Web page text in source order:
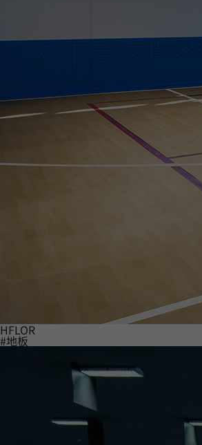
HFLOR
#地板